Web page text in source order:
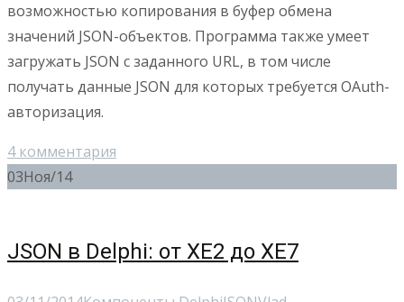
возможностью копирования в буфер обмена
значений JSON-объектов. Программа также умеет
загружать JSON с заданного URL, в том числе
получать данные JSON для которых требуется OAuth-
авторизация.
4 комментария
03Ноя/14
JSON в Delphi: от XE2 до XE7